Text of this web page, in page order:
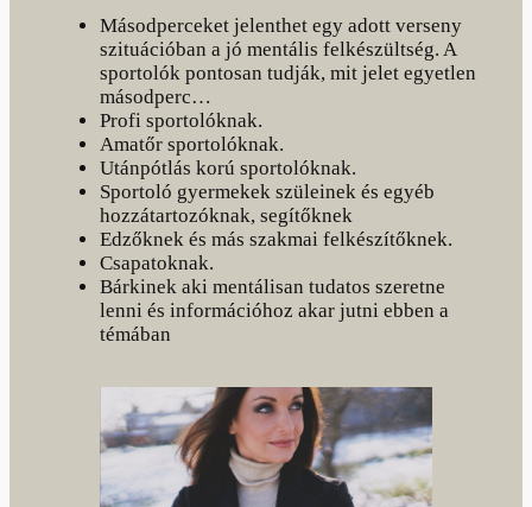
Másodperceket jelenthet egy adott verseny
szituációban a jó mentális felkészültség. A
sportolók pontosan tudják, mit jelet egyetlen
másodperc…
Profi sportolóknak.
Amatőr sportolóknak.
Utánpótlás korú sportolóknak.
Sportoló gyermekek szüleinek és egyéb
hozzátartozóknak, segítőknek
Edzőknek és más szakmai felkészítőknek.
Csapatoknak.
Bárkinek aki mentálisan tudatos szeretne
lenni és információhoz akar jutni ebben a
témában